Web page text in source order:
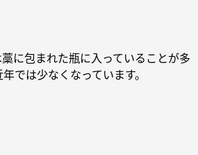
に包まれた瓶に入っていることが多
では少なくなっています。